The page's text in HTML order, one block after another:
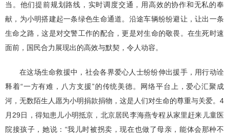
当。他们提前规划路线，实时调度交通，用高效的协作和无私的奉
献，为小明搭建起一条绿色生命通道。沿途车辆纷纷避让，让出一条
生命之路，这是对交警工作的配合，更是对生命的敬畏。在生死时速
面前，国民合力展现出的高效与默契，令人动容。
在这场生命救援中，社会各界爱心人士纷纷伸出援手，用行动诠
释着“一方有难，八方支援”的传统美德。网络平台上，爱心汇聚成
河，无数陌生人愿为小明捐款捐物，这是人们对生命的尊重与关爱。4
月29日，得知患儿小明抵京，北京居民李海燕专程从家里赶来儿童医
院接孩子，她说：“我儿时被拐卖，现在也做了母亲，能体会那种不